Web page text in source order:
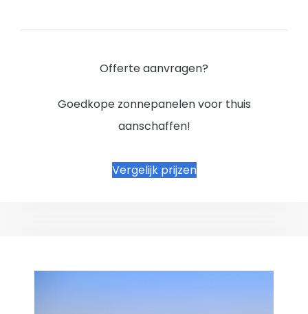
Offerte aanvragen?
Goedkope zonnepanelen voor thuis
aanschaffen!
Vergelijk prijzen